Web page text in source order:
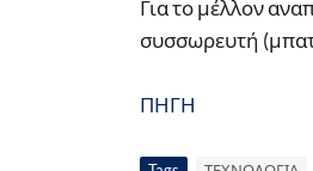
Για το μέλλον
συσσωρευτή
ΠΗΓΗ